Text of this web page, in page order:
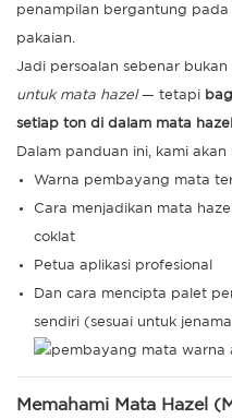
penampilan bergantung pada
pakaian.
Jadi persoalan sebenar bukan
untuk mata hazel— tetapi
setiap ton di dalam mata
Dalam panduan ini, kami
Warna pembayang mata
Cara menjadikan mata
coklat
Petua aplikasi profesional
Dan cara mencipta palet
sendiri (sesuai untuk
Memahami Mata Hazel